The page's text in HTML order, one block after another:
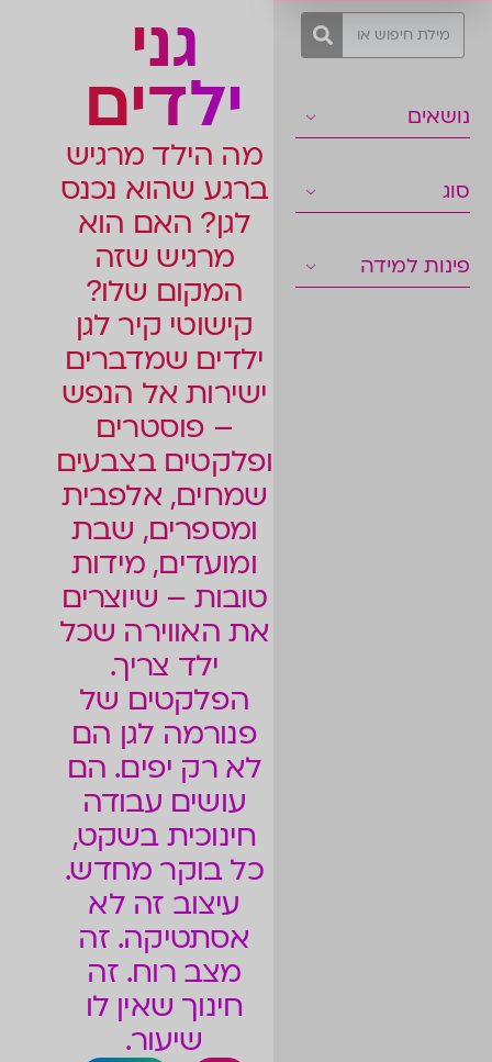
נושאים
סוג
פינות למידה
גני
ילדים
מה הילד מרגיש
ברגע שהוא נכנס
לגן? האם הוא
מרגיש שזה
המקום שלו?
קישוטי קיר לגן
ילדים שמדברים
ישירות אל הנפש
– פוסטרים
ופלקטים בצבעים
שמחים, אלפבית
ומספרים, שבת
ומועדים, מידות
טובות – שיוצרים
את האווירה שכל
ילד צריך.
הפלקטים של
פנורמה לגן הם
לא רק יפים. הם
עושים עבודה
חינוכית בשקט,
כל בוקר מחדש.
עיצוב זה לא
אסתטיקה. זה
מצב רוח. זה
חינוך שאין לו
שיעור.